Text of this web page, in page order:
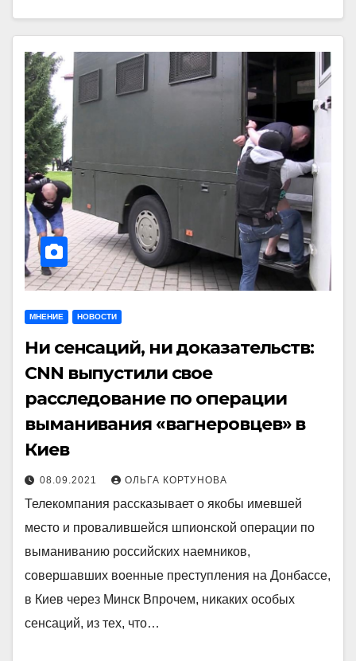
МНЕНИЕ НОВОСТИ
Ни сенсаций, ни доказательств:
CNN выпустили свое
расследование по операции
выманивания «вагнеровцев» в
Киев
08.09.2021 ОЛЬГА КОРТУНОВА
Телекомпания рассказывает о якобы имевшей
место и провалившейся шпионской операции по
выманиванию российских наемников,
совершавших военные преступления на Донбассе,
в Киев через Минск Впрочем, никаких особых
сенсаций, из тех, что…